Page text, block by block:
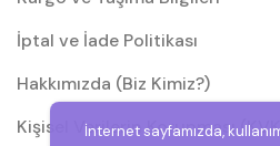
İptal ve İade Politikası
Hakkımızda (Biz Kimiz?)
Kişisel Verilerin Korunması
İnternet sayfamızda,